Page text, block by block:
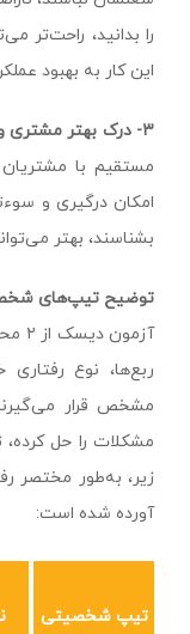
را بدانید، راحت‌تر
این کار به بهبود
۳- درک بهتر مشتری و سایر
مستقیم با مشتریان
امکان درگیری و
بشناسند، بهتر
توضیح تیپ‌های
ربع‌ها، نوع
مشخص قرار
مشکلات را حل کرده،
آورده شده است:
تیپ شخصیتی